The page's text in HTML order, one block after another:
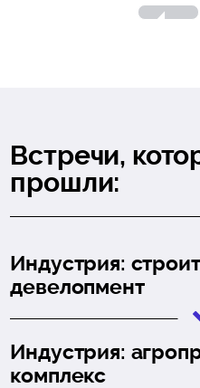
Встречи,
прошли:
Индустрия:
девелопмент
Индустрия:
комплекс